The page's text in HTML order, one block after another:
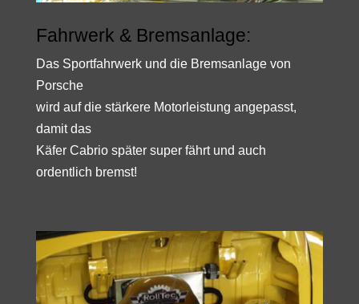
Fahrwerk & Bremsanlage:
Das Sportfahrwerk und die Bremsanlage von
Porsche
wird auf die stärkere Motorleistung angepasst,
damit das
Käfer Cabrio später super fährt und auch
ordentlich bremst!